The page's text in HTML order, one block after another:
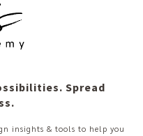
Spread
insights & tools to help you